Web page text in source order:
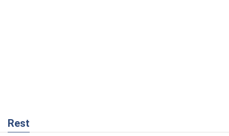
Rest